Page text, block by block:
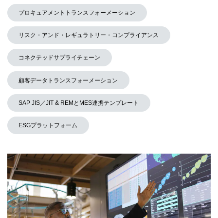
プロキュアメントトランスフォーメーション
リスク・アンド・レギュラトリー・コンプライアンス
コネクテッドサプライチェーン
顧客データトランスフォーメーション
SAP JIS／JIT & REMとMES連携テンプレート
ESGプラットフォーム